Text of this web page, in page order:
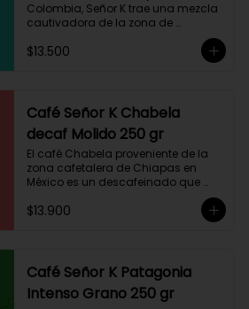
Colombia, Señor K trae una mezcla
cautivadora de la zona de
Manizales, entre 1.800 y 1.950 msnm.
La variedad es Castillo, que ha sido
trazas de chocolate. El tueste medio
permite degustar todos los sabores
complejos de este café
$13.500
Café Señor K Chabela
decaf Molido 250 gr
El café Chabela proveniente de la
zona cafetalera de Chiapas en
México es un descafeinado que
Este café se siembra cerca de la
fruto de su trabajo en el campo a
su madre, Chabela. Es un típica
descafeinado con agua, con
$13.900
Café Señor K Patagonia
Intenso Grano 250 gr